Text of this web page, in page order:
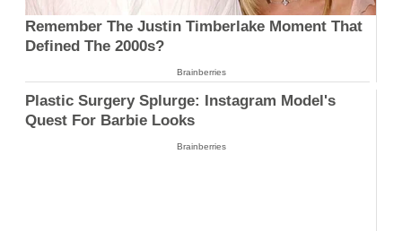
Remember The Justin Timberlake Moment That
Defined The 2000s?
Brainberries
Plastic Surgery Splurge: Instagram Model's
Quest For Barbie Looks
Brainberries